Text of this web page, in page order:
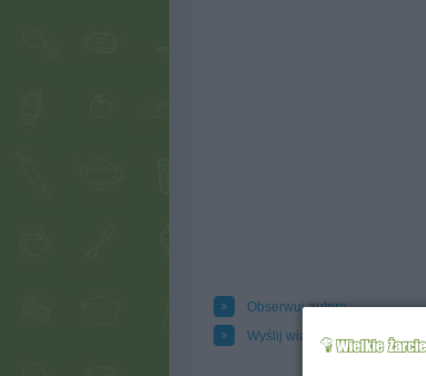
Obserwuj autora
Wyślij wiadomość autorowi